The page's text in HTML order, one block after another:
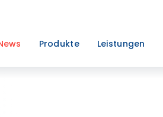
Produkte Leistungen